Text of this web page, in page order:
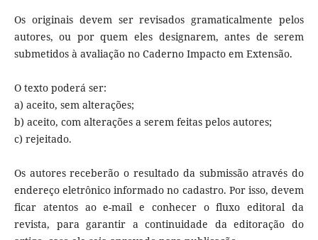
Os originais devem ser revisados gramaticalmente pelos
autores, ou por quem eles designarem, antes de serem
submetidos à avaliação no Caderno Impacto em Extensão.
O texto poderá ser:
a) aceito, sem alterações;
b) aceito, com alterações a serem feitas pelos autores;
c) rejeitado.
Os autores receberão o resultado da submissão através do
endereço eletrônico informado no cadastro. Por isso, devem
ficar atentos ao e-mail e conhecer o fluxo editoral da
revista, para garantir a continuidade da editoração do